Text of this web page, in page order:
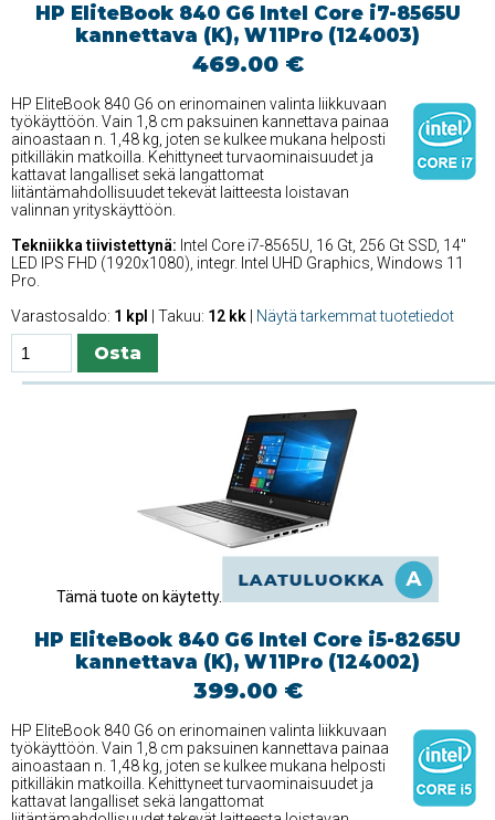
HP EliteBook 840 G6 Intel Core i7-8565U
kannettava (K), W11Pro (124003)
469.00 €
HP EliteBook 840 G6 on erinomainen valinta liikkuvaan
työkäyttöön. Vain 1,8 cm paksuinen kannettava painaa
ainoastaan n. 1,48 kg, joten se kulkee mukana helposti
pitkilläkin matkoilla. Kehittyneet turvaominaisuudet ja
kattavat langalliset sekä langattomat
liitäntämahdollisuudet tekevät laitteesta loistavan
valinnan yrityskäyttöön.
Tekniikka tiivistettynä: Intel Core i7-8565U, 16 Gt, 256 Gt SSD, 14''
LED IPS FHD (1920x1080), integr. Intel UHD Graphics, Windows 11
Pro.
Varastosaldo: 1 kpl | Takuu: 12 kk Näytä tarkemmat tuotetiedot
Tämä tuote on käytetty.
HP EliteBook 840 G6 Intel Core i5-8265U
kannettava (K), W11Pro (124002)
399.00 €
HP EliteBook 840 G6 on erinomainen valinta liikkuvaan
työkäyttöön. Vain 1,8 cm paksuinen kannettava painaa
ainoastaan n. 1,48 kg, joten se kulkee mukana helposti
pitkilläkin matkoilla. Kehittyneet turvaominaisuudet ja
kattavat langalliset sekä langattomat